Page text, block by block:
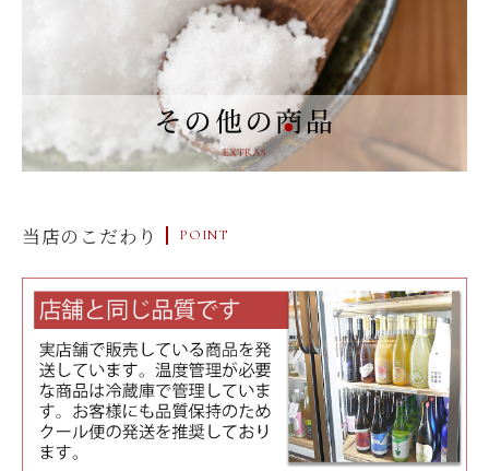
当店のこだわり POINT